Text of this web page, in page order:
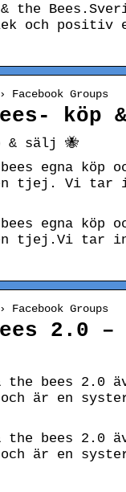
& the
och
Groups
köp
& sälj 🐝
egna köp
tjej. Vi tar
egna köp
tjej.Vi tar
Groups
2.0 –
bees 2.0
och är en
bees 2.0
och är en